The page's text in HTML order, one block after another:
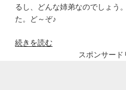
るし、どんな姉弟なのでしょう
た。ど～ぞ♪
“よ
続きを読む
スポンサード